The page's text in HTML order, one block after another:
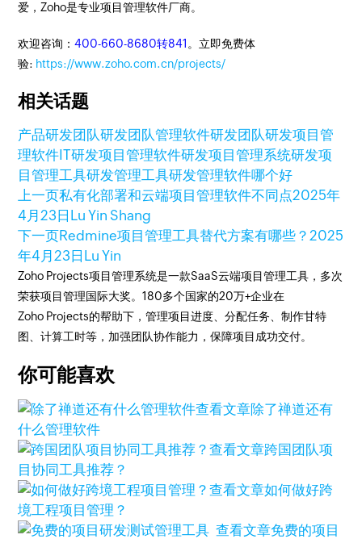
爱，Zoho是专业项目管理软件厂商。
欢迎咨询：400-660-8680转841 。立即免费体
验: https://www.zoho.com.cn/projects/
相关话题
产品研发团队研发团队管理软件研发团队研发项目管
理软件 IT研发项目管理软件研发项目管理系统研发项
目管理工具研发管理工具研发管理软件哪个好
上一页私有化部署和云端项目管理软件不同点2025年
4月23日 Lu Yin Shang
下一页Redmine项目管理工具替代方案有哪些？2025
年4月23日 Lu Yin
Zoho Projects项目管理系统是一款SaaS云端项目管理工具，多次
荣获项目管理国际大奖。180多个国家的20万+企业在
Zoho Projects的帮助下，管理项目进度、分配任务、制作甘特
图、计算工时等，加强团队协作能力，保障项目成功交付。
你可能喜欢
查看文章除了禅道还有
什么管理软件
查看文章跨国团队项
目协同工具推荐？
查看文章如何做好跨
境工程项目管理？
查看文章免费的项目